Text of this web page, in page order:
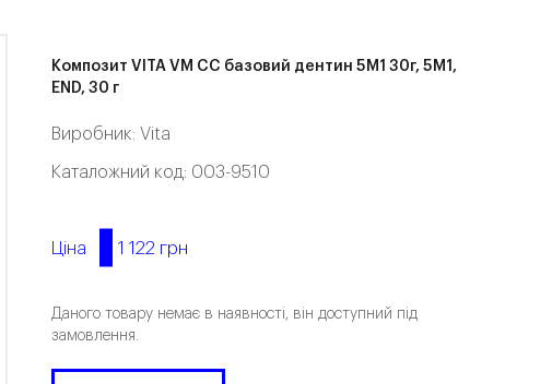
Композит VITA VM CC базовий дентин 5M1 30г, 5M1,
END, 30 г
Виробник: Vita
Каталожний код: 003-9510
Ціна 1 122 грн
Даного товару немає в наявності, він доступний під
замовлення.